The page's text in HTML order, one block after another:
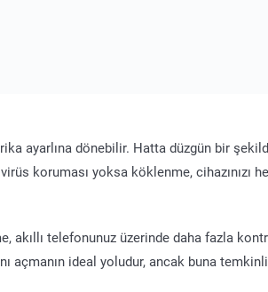
ayarlına dönebilir. Hatta düzgün bir
koruması yoksa köklenme, cihazınızı
akıllı telefonunuz üzerinde daha fazla
açmanın ideal yoludur, ancak buna